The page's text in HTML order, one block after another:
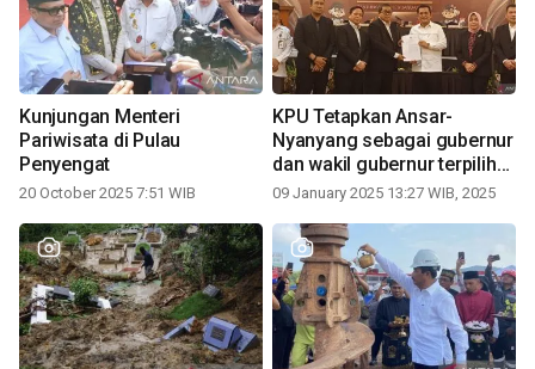
Kunjungan Menteri
Pariwisata di Pulau
Penyengat
20 October 2025 7:51 WIB
KPU Tetapkan Ansar-
Nyanyang sebagai gubernur
dan wakil gubernur terpilih
periode 2025-2030
09 January 2025 13:27 WIB, 2025